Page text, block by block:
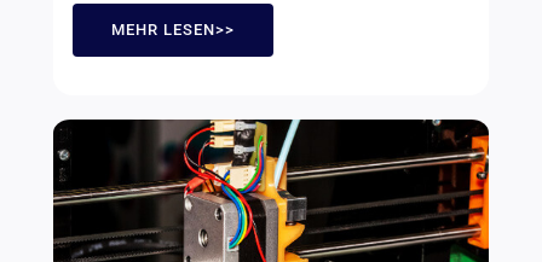
MEHR LESEN>>